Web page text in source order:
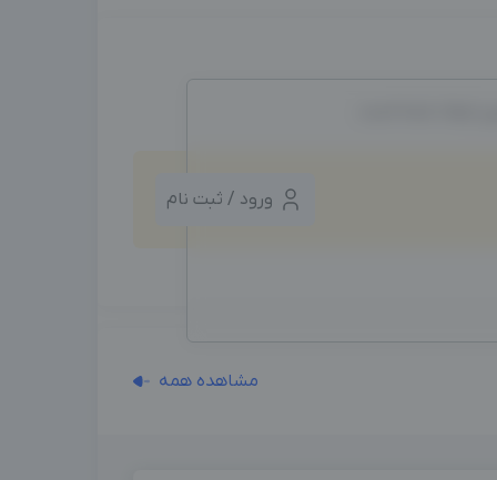
ایجاد شده است.
ورود / ثبت نام
مشاهده همه